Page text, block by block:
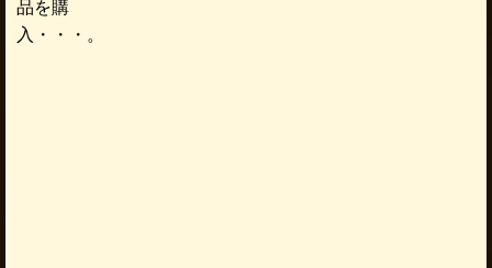
品を購
入・・・。